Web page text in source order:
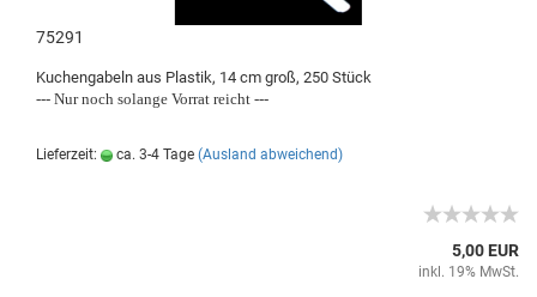
75291
Kuchengabeln aus Plastik, 14 cm groß, 250 Stück
--- Nur noch solange Vorrat reicht ---
Lieferzeit: ca. 3-4 Tage (Ausland abweichend)
5,00 EUR
inkl. 19% MwSt.